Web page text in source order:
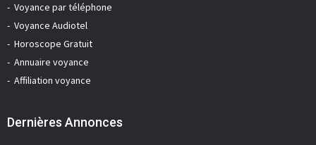
Voyance par téléphone
Voyance Audiotel
Horoscope Gratuit
Annuaire voyance
Affiliation voyance
Dernières Annonces